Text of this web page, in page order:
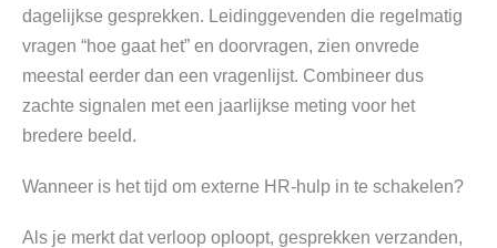
dagelijkse gesprekken. Leidinggevenden die regelmatig
vragen “hoe gaat het” en doorvragen, zien onvrede
meestal eerder dan een vragenlijst. Combineer dus
zachte signalen met een jaarlijkse meting voor het
bredere beeld.
Wanneer is het tijd om externe HR-hulp in te schakelen?
Als je merkt dat verloop oploopt, gesprekken verzanden,